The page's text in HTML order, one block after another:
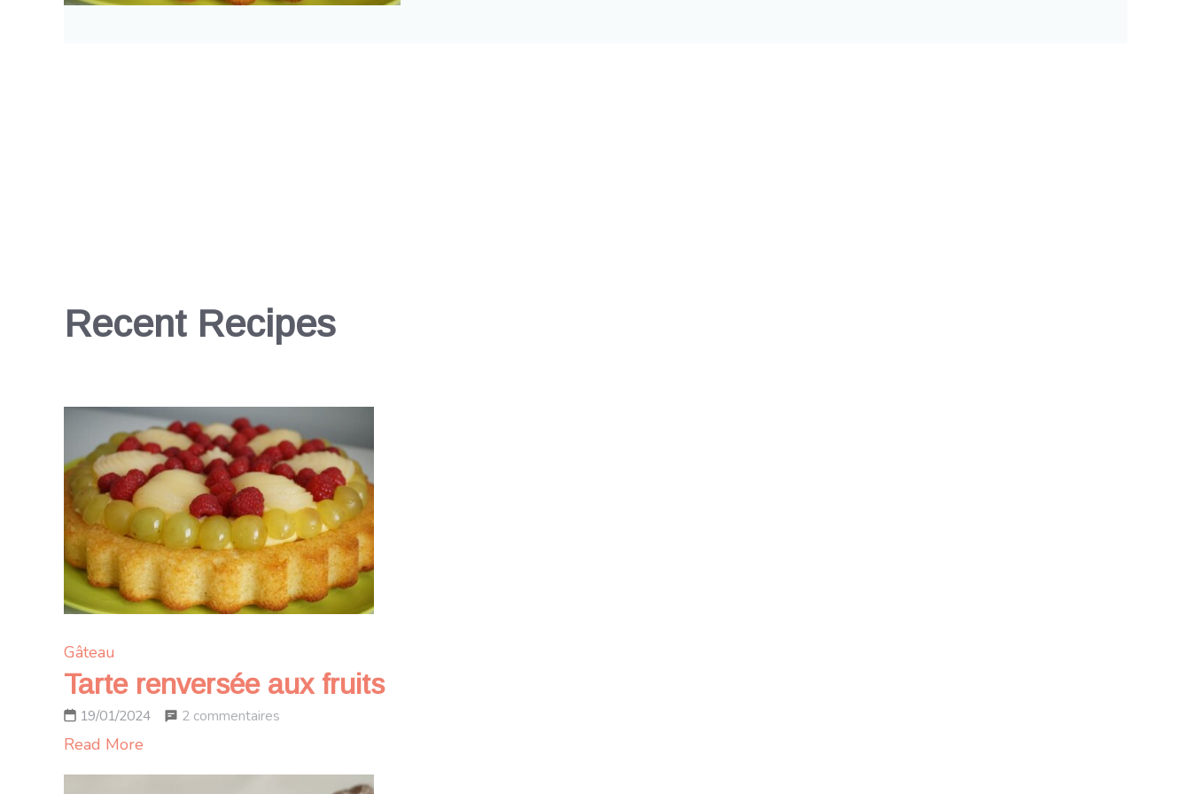
Recent Recipes
Gâteau
Tarte renversée aux fruits
19/01/2024 2 commentaires
renversée
Read More